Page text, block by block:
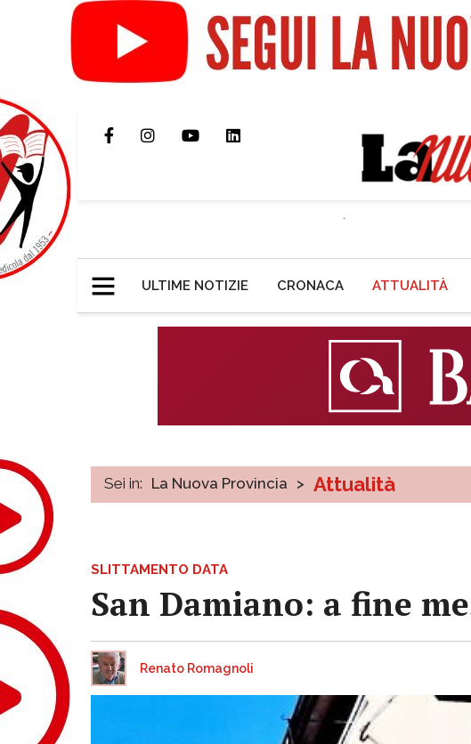
ULTIME NOTIZIE CRONACA ATTUALITÀ
Sei in: La Nuova Provincia > Attualità
SLITTAMENTO DATA
San Damiano: a fine
Renato Romagnoli